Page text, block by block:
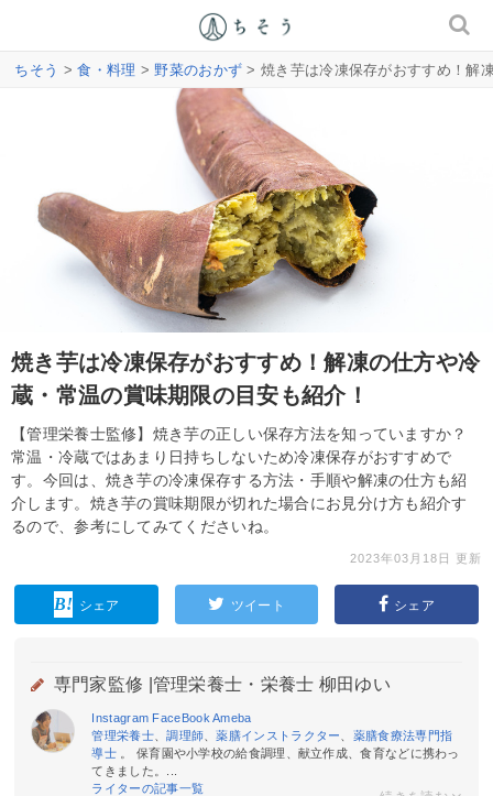
ちそう >食・料理 >野菜のおかず > 焼き芋は冷凍保存がおすすめ！解
焼き芋は冷凍保存がおすすめ！解凍の仕方や冷
蔵・常温の賞味期限の目安も紹介！
【管理栄養士監修】焼き芋の正しい保存方法を知っていますか？
常温・冷蔵ではあまり日持ちしないため冷凍保存がおすすめで
す。今回は、焼き芋の冷凍保存する方法・手順や解凍の仕方も紹
介します。焼き芋の賞味期限が切れた場合にお見分け方も紹介す
るので、参考にしてみてくださいね。
2023年03月18日 更新
シェア ツイート シェア
専門家監修 | 管理栄養士・栄養士 柳田ゆい
Instagram FaceBook Ameba
管理栄養士、調理師 、薬膳インストラクター
薬膳食療法専門指
導士 。 保育園や小学校の給食調理、献立作成、食育などに携わっ
てきました。...
ライターの記事一覧